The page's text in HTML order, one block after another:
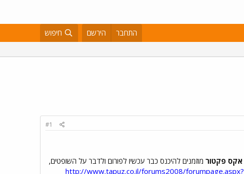
התחבר הירשם חיפוש
#1
אקס פקטור מוזמנים להיכנס כבר עכשיו לפורום ולדבר על השופטים,
http://www.tapuz.co.il/forums2008/forumpage.aspx?